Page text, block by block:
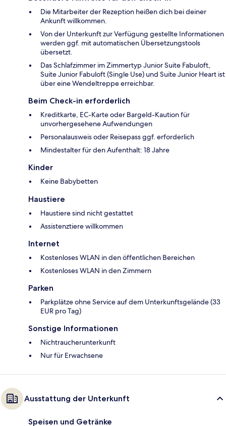
Die Mitarbeiter der Rezeption heißen dich bei deiner
Ankunft willkommen.
Von der Unterkunft zur Verfügung gestellte Informationen
werden ggf. mit automatischen Übersetzungstools
übersetzt.
Das Schlafzimmer im Zimmertyp Junior Suite Fabuloft,
Suite Junior Fabuloft (Single Use) und Suite Junior Heart ist
über eine Wendeltreppe erreichbar.
Beim Check-in erforderlich
Kreditkarte, EC-Karte oder Bargeld-Kaution für
unvorhergesehene Aufwendungen
Personalausweis oder Reisepass ggf. erforderlich
Mindestalter für den Aufenthalt: 18 Jahre
Kinder
Keine Babybetten
Haustiere
Haustiere sind nicht gestattet
Assistenztiere willkommen
Internet
Kostenloses WLAN in den öffentlichen Bereichen
Kostenloses WLAN in den Zimmern
Parken
Parkplätze ohne Service auf dem Unterkunftsgelände (33
EUR pro Tag)
Sonstige Informationen
Nichtraucherunterkunft
Nur für Erwachsene
Ausstattung der Unterkunft
Speisen und Getränke